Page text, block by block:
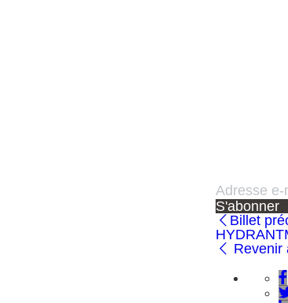
S'abonner
Billet
Revenir